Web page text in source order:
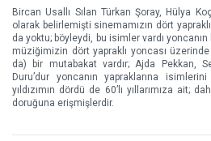
Bircan Usallı Sılan Türkan Şoray, Hülya
olarak belirlemişti sinemamızın dört
da yoktu; böyleydi, bu isimler vardı yoncanın
müziğimizin dört yapraklı yoncası
da) bir mutabakat vardır; Ajda Pekkan,
Duru’dur yoncanın yapraklarına
yıldızımın dördü de 60’lı yıllarımıza ait;
doruğuna erişmişlerdir.